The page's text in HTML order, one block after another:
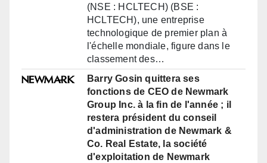
(NSE : HCLTECH) (BSE :
HCLTECH), une entreprise
technologique de premier plan à
l'échelle mondiale, figure dans le
classement des…
Barry Gosin quittera ses
fonctions de CEO de Newmark
Group Inc. à la fin de l'année ; il
restera président du conseil
d'administration de Newmark &
Co. Real Estate, la société
d'exploitation de Newmark